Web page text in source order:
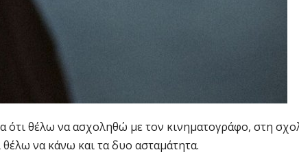
ότι θέλω να ασχοληθώ με τον κινηματογράφο, στη
να κάνω και τα δυο ασταμάτητα.